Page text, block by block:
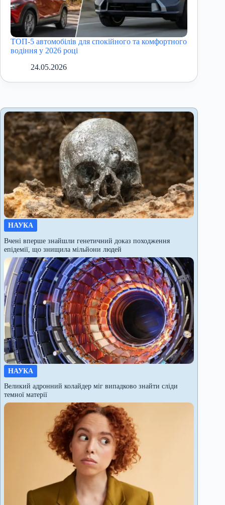
ТОП-5 автомобілів для спокійного та комфортного
водіння у 2026 році
24.05.2026
НАУКА
Вчені вперше знайшли генетичний доказ походження
епідемії, що знищила мільйони людей
НАУКА
Великий адронний колайдер міг випадково знайти сліди
темної матерії